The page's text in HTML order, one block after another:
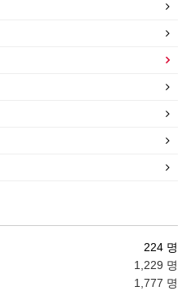
224 명
1,229 명
1,777 명